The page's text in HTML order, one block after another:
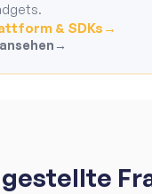
& SDKs →
→